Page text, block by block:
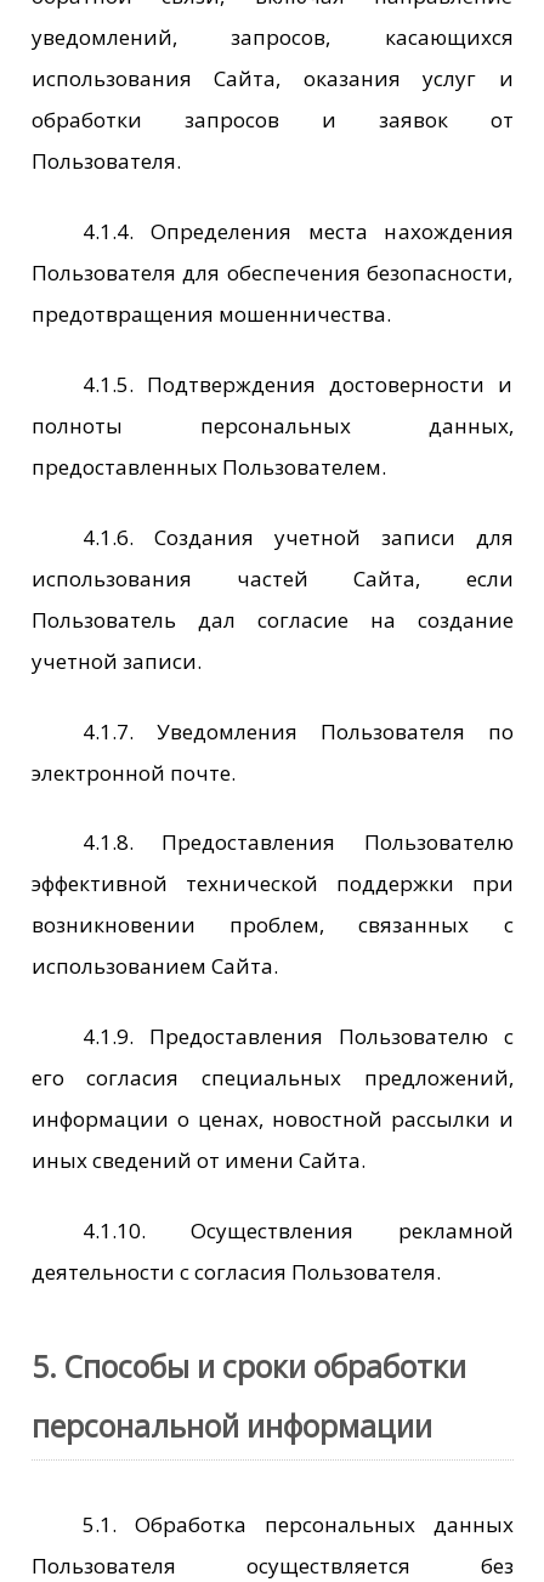
уведомлений, запросов, касающихся
использования Сайта, оказания услуг и
обработки запросов и заявок от
Пользователя.
4.1.4. Определения места нахождения
Пользователя для обеспечения безопасности,
предотвращения мошенничества.
4.1.5. Подтверждения достоверности и
полноты персональных данных,
предоставленных Пользователем.
4.1.6. Создания учетной записи для
использования частей Сайта, если
Пользователь дал согласие на создание
учетной записи.
4.1.7. Уведомления Пользователя по
электронной почте.
4.1.8. Предоставления Пользователю
эффективной технической поддержки при
возникновении проблем, связанных с
использованием Сайта.
4.1.9. Предоставления Пользователю с
его согласия специальных предложений,
информации о ценах, новостной рассылки и
иных сведений от имени Сайта.
4.1.10. Осуществления рекламной
деятельности с согласия Пользователя.
5. Способы и сроки обработки
персональной информации
5.1. Обработка персональных данных
Пользователя осуществляется без